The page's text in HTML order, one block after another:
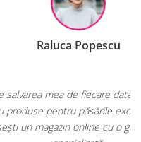
dată când am nevoie de
exotice din volieră.
cu o gamă atât de largă și